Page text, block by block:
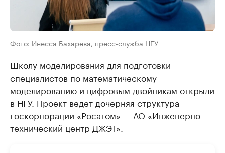
Фото: Инесса Бахарева, пресс-служба НГУ
Школу моделирования для подготовки
специалистов по математическому
моделированию и цифровым двойникам открыли
в НГУ. Проект ведет дочерняя структура
госкорпорации «Росатом» — АО «Инженерно-
технический центр ДЖЭТ».